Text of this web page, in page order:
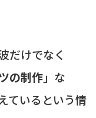
だけでなく
の制作」な
ているという情